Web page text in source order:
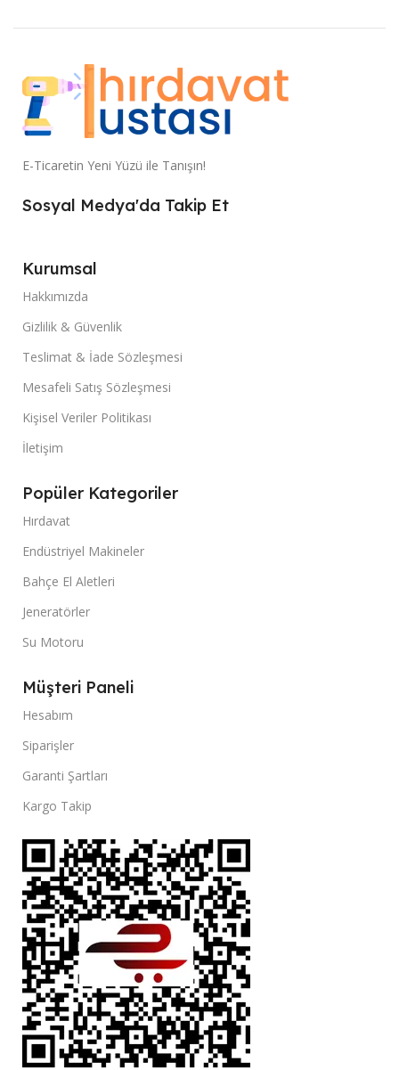
E-Ticaretin Yeni Yüzü ile Tanışın!
Sosyal Medya'da Takip Et
Kurumsal
Hakkımızda
Gizlilik & Güvenlik
Teslimat & İade Sözleşmesi
Mesafeli Satış Sözleşmesi
Kişisel Veriler Politikası
İletişim
Popüler Kategoriler
Hırdavat
Endüstriyel Makineler
Bahçe El Aletleri
Jeneratörler
Su Motoru
Müşteri Paneli
Hesabım
Siparişler
Garanti Şartları
Kargo Takip